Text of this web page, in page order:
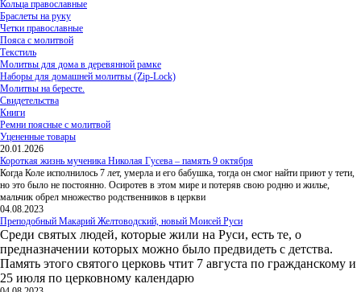
Кольца православные
Браслеты на руку
Четки православные
Пояса с молитвой
Текстиль
Молитвы для дома в деревянной рамке
Наборы для домашней молитвы (Zip-Lock)
Молитвы на бересте.
Свидетельства
Книги
Ремни поясные с молитвой
Уцененные товары
20.01.2026
Короткая жизнь мученика Николая Гусева – память 9 октября
Когда Коле исполнилось 7 лет, умерла и его бабушка, тогда он смог найти приют у тети,
но это было не постоянно. Осиротев в этом мире и потеряв свою родню и жилье,
мальчик обрел множество родственников в церкви
04.08.2023
Преподобный Макарий Желтоводский, новый Моисей Руси
Среди святых людей, которые жили на Руси, есть те, о
предназначении которых можно было предвидеть с детства.
Память этого святого церковь чтит 7 августа по гражданскому и
25 июля по церковному календарю